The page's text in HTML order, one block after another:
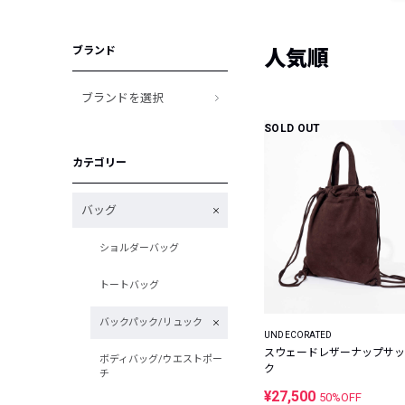
ブランド
ブランドを選択
カテゴリー
バッグ
ショルダーバッグ
トートバッグ
バックパック/リュック
ボディバッグ/ウエストポー
チ
人気順
SOLD OUT
UNDECORATED
スウェードレザーナップサッ
ク
¥27,500 50%OFF